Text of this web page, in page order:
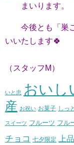
まいります。
今後とも「巣ご
いいたします🍀
（スタッフM）
いと忠 おいし
産 お祝い お菓子 しっ
スイーツ フルーツ フル
チョコ 七夕限定 上品